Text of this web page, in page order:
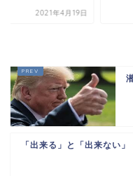
2021年4月19日
「出来る」と「出来ない」